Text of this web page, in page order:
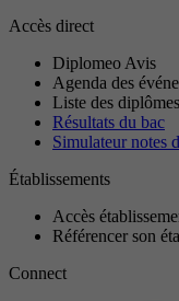
Accès direct
Diplomeo Avis
Agenda des
Liste des diplômes
Résultats du bac
Simulateur notes
Établissements
Accès
Référencer son
Connect